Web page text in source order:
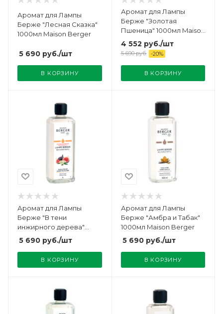
Аромат для Лампы
Берже "Лесная Сказка"
1000мл Maison Berger
5 690 руб./шт
В КОРЗИНУ
Аромат для Лампы
Берже "Золотая
Пшеница" 1000мл Maison
Berger
4 552 руб./шт
5 690руб. -20%
В КОРЗИНУ
Аромат для Лампы
Берже "В тени
инжирного дерева"
1000мл Maison Berger
5 690 руб./шт
В КОРЗИНУ
Аромат для Лампы
Берже "Амбра и Табак"
1000мл Maison Berger
5 690руб./шт
В КОРЗИНУ